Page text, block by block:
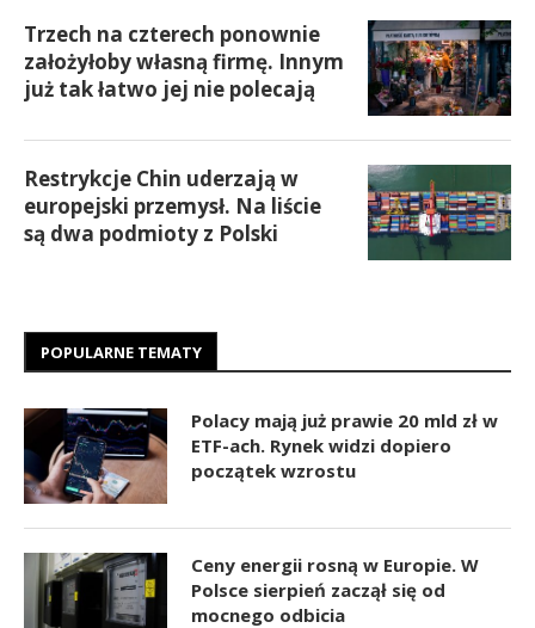
Trzech na czterech ponownie
założyłoby własną firmę. Innym
już tak łatwo jej nie polecają
Restrykcje Chin uderzają w
europejski przemysł. Na liście
są dwa podmioty z Polski
POPULARNE TEMATY
Polacy mają już prawie 20 mld zł w
ETF-ach. Rynek widzi dopiero
początek wzrostu
Ceny energii rosną w Europie. W
Polsce sierpień zaczął się od
mocnego odbicia